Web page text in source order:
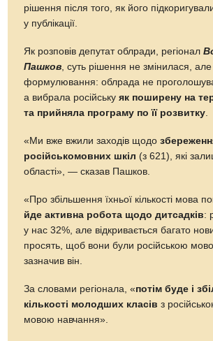
рішення після того, як його
у публікації.
Як розповів депутат облради, регіонал
Пашков , суть рішення не змінилася,
формулювання: облрада не
а вибрала російськуяк поширену на
та прийняла програму по її розвитку
«Ми вже вжили заходів щодо
російськомовних шкіл (з 621), які
області», — сказав Пашков.
«Про збільшення їхньої кількості мова
йде активна робота щодо дитсадків:
у нас 32%, але відкривається багато
просять, щоб вони були російською
зазначив він.
За словами регіонала, «потім буде і
кількості молодших класів з
мовою навчання».